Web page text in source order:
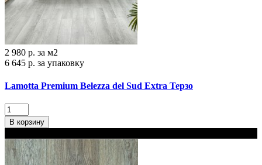
2 980 р. за м2
6 645 р. за упаковку
Lamotta Premium Belezza del Sud Extra Терзо
В корзину